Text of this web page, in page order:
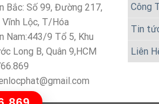
Bắc: Số 99, Đường 217,
Vĩnh Lộc, T/Hóa
Nam:443/9 Tổ 5, Khu
Long B, Quân 9,HCM
Công
Tin
Liên